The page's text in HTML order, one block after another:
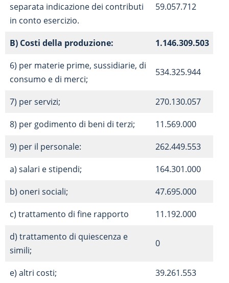
separata indicazione dei contributi
in conto esercizio.
59.057.712
B) Costi della produzione:
1.146.309.503
6) per materie prime, sussidiarie, di
consumo e di merci;
534.325.944
7) per servizi;
270.130.057
8) per godimento di beni di terzi;
11.569.000
9) per il personale:
262.449.553
a) salari e stipendi;
164.301.000
b) oneri sociali;
47.695.000
c) trattamento di fine rapporto
11.192.000
d) trattamento di quiescenza e
simili;
0
e) altri costi;
39.261.553